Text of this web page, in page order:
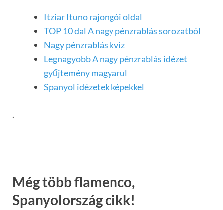
Itziar Ituno rajongói oldal
TOP 10 dal A nagy pénzrablás sorozatból
Nagy pénzrablás kvíz
Legnagyobb A nagy pénzrablás idézet
gyűjtemény magyarul
Spanyol idézetek képekkel
.
Még több flamenco,
Spanyolország cikk!